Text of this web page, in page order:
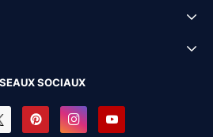
SOCIAUX